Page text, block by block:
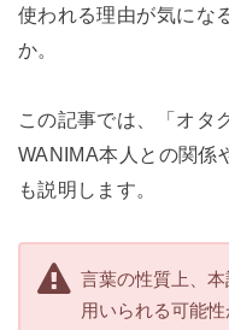
使われる理由が気にな
か。
この記事では、「オタ
WANIMA本人との関係
も説明します。
言葉の性質上、
用いられる可能